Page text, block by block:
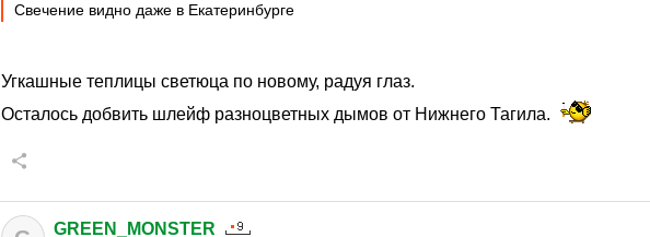
Свечение видно даже в Екатеринбурге
Угкашные теплицы светюца по новому, радуя глаз.
Осталось добвить шлейф разноцветных дымов от Нижнего Тагила.
GREEN_MONSTER